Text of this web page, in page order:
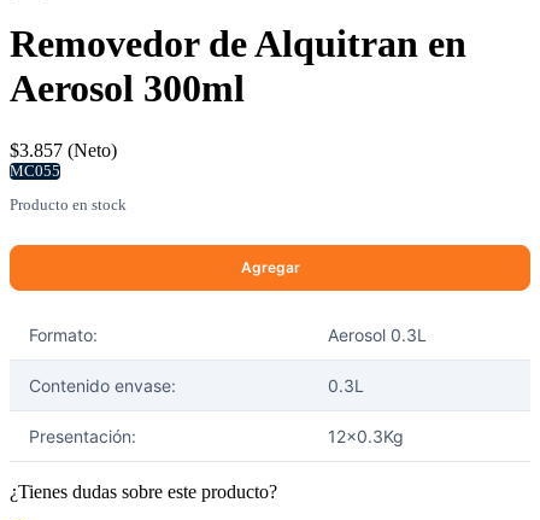
selladores
Removedor de Alquitran en
Aerosol 300ml
$3.857 (Neto)
MC055
Producto en stock
Formato: Aerosol 0.3L
Contenido envase: 0.3L
Presentación: 12x0.3Kg
¿Tienes dudas sobre este producto?